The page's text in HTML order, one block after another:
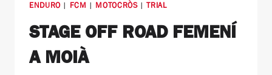
ENDURO| FCM | MOTOCRÒS|TRIAL
STAGE OFF ROAD FEMENÍ
A MOIÀ